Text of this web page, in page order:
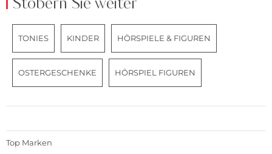
TONIES KINDER HÖRSPIELE & FIGUREN
OSTERGESCHENKE HÖRSPIEL FIGUREN
Top Marken